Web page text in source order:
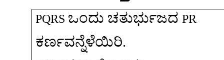
PQRS ಒಂದು ಚತುರ್ಭುಜದ PR
ಕರ್ಣವನ್ನೆಳೆಯಿರಿ.